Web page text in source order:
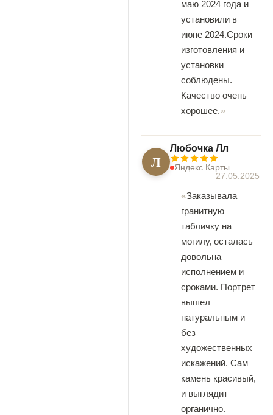
маю 2024 года и
установили в
июне 2024.Сроки
изготовления и
установки
соблюдены.
Качество очень
хорошее.
Л
Любочка Лл
Яндекс.Карты
27.05.2025
Заказывала
гранитную
табличку на
могилу, осталась
довольна
исполнением и
сроками. Портрет
вышел
натуральным и
без
художественных
искажений. Сам
камень красивый,
и выглядит
органично.